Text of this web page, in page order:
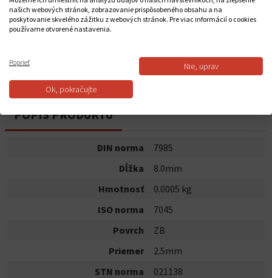
22,0000 €
POPIS PRODUKTU
DIN norma
7985
Dĺžka
8.0mm
Hmotnosť
0.0005 kg
ISO norma
7045
Povrch
ZB
Priemer
2.5mm
STN norma
021138
našich webových stránok, zobrazovanie prispôsobeného obsahu a na
poskytovanie skvelého zážitku z webových stránok. Pre viac informácií o cookies
používame otvorené nastavenia.
Poprieť Nie, uprav
Ok, pokračujte